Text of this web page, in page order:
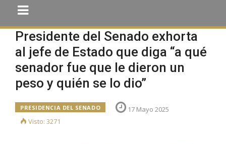
Presidente del Senado exhorta
al jefe de Estado que diga “a qué
senador fue que le dieron un
peso y quién se lo dio”
PRESIDENCIA DEL SENADO
17 Mayo 2025
Visto: 3271